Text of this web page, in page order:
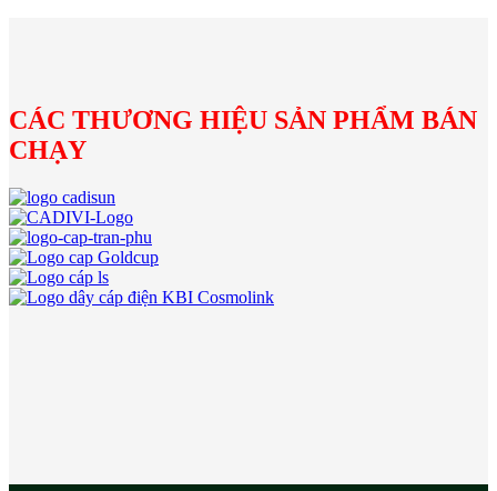
CÁC THƯƠNG HIỆU SẢN PHẨM BÁN
CHẠY